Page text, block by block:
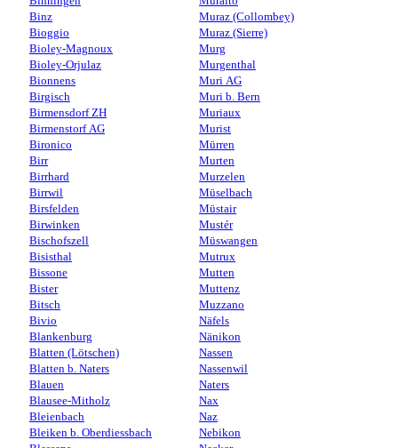
Binz
Bioggio
Bioley-Magnoux
Bioley-Orjulaz
Bionnens
Birgisch
Birmensdorf ZH
Birmenstorf AG
Bironico
Birr
Birrhard
Birrwil
Birsfelden
Birwinken
Bischofszell
Bisisthal
Bissone
Bister
Bitsch
Bivio
Blankenburg
Blatten (Lötschen)
Blatten b. Naters
Blauen
Blausee-Mitholz
Bleienbach
Bleiken b. Oberdiessbach
Muraz (Collombey)
Muraz (Sierre)
Murg
Murgenthal
Muri AG
Muri b. Bern
Muriaux
Murist
Mürren
Murten
Murzelen
Müselbach
Müstair
Mustér
Müswangen
Mutrux
Mutten
Muttenz
Muzzano
Näfels
Nänikon
Nassen
Nassenwil
Naters
Nax
Naz
Nebikon